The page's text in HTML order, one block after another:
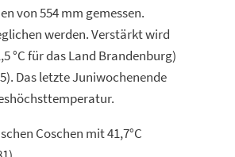
von 554 mm gemessen.
werden. Verstärkt wird
°C für das Land Brandenburg)
Das letzte Juniwochenende
Coschen mit 41,7°C